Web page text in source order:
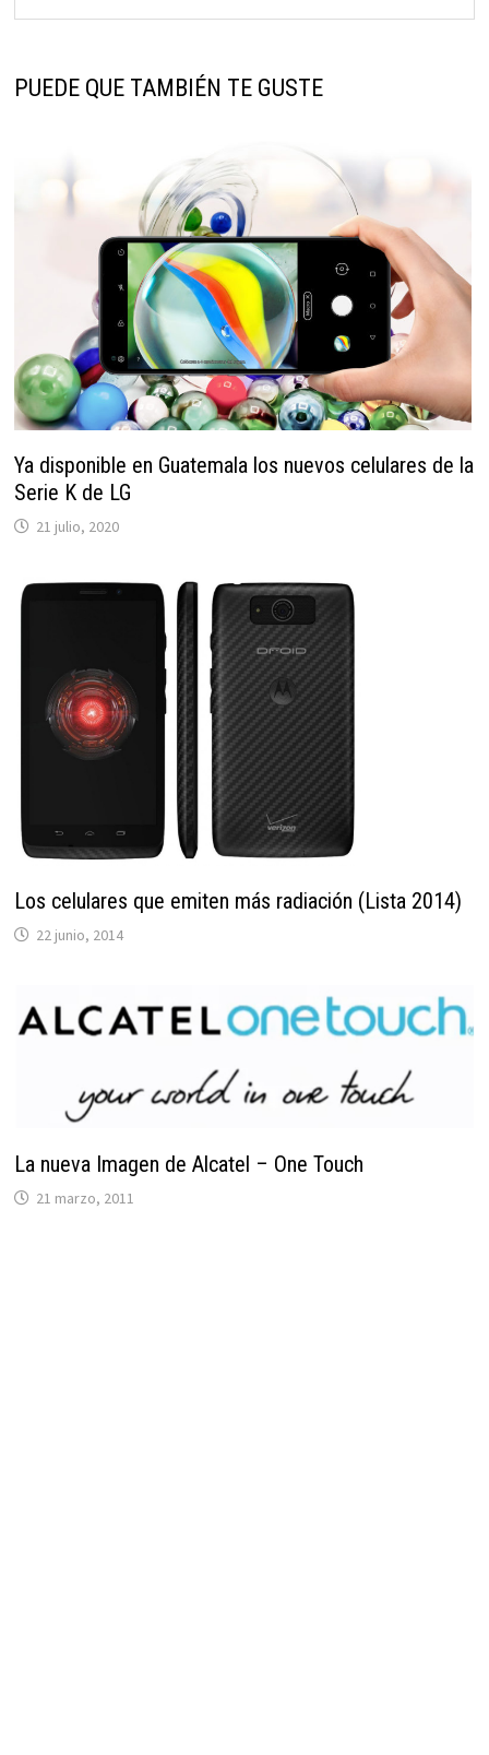
PUEDE QUE TAMBIÉN TE GUSTE
Ya disponible en Guatemala los nuevos celulares de la
Serie K de LG
21 julio, 2020
Los celulares que emiten más radiación (Lista 2014)
22 junio, 2014
La nueva Imagen de Alcatel – One Touch
21 marzo, 2011